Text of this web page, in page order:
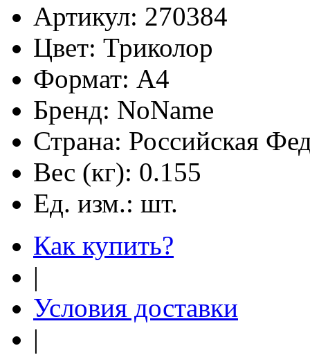
Артикул: 270384
Цвет: Триколор
Формат: А4
Бренд: NoName
Страна: Российская
Вес (кг): 0.155
Ед. изм.: шт.
Как купить?
|
Условия доставки
|